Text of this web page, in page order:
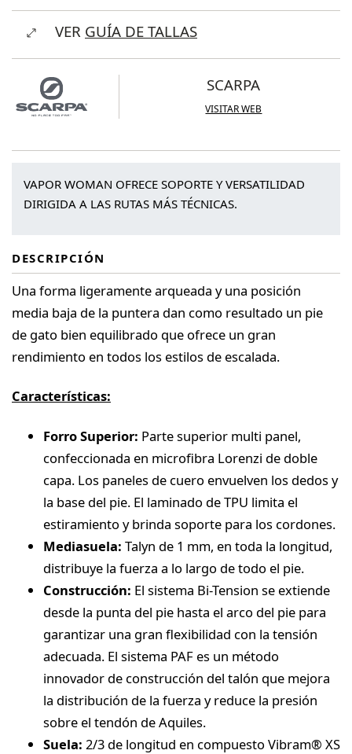
Vapor
Wm
VER GUÍA DE TALLAS
SCARPA
VISITAR WEB
VAPOR WOMAN OFRECE SOPORTE Y VERSATILIDAD
DIRIGIDA A LAS RUTAS MÁS TÉCNICAS.
DESCRIPCIÓN
Una forma ligeramente arqueada y una posición
media baja de la puntera dan como resultado un pie
de gato bien equilibrado que ofrece un gran
rendimiento en todos los estilos de escalada.
Características:
Forro Superior: Parte superior multi panel,
confeccionada en microfibra Lorenzi de doble
capa. Los paneles de cuero envuelven los dedos y
la base del pie. El laminado de TPU limita el
estiramiento y brinda soporte para los cordones.
Mediasuela: Talyn de 1 mm, en toda la longitud,
distribuye la fuerza a lo largo de todo el pie.
Construcción: El sistema Bi-Tension se extiende
desde la punta del pie hasta el arco del pie para
garantizar una gran flexibilidad con la tensión
adecuada. El sistema PAF es un método
innovador de construcción del talón que mejora
la distribución de la fuerza y ​​reduce la presión
sobre el tendón de Aquiles.
Suela: 2/3 de longitud en compuesto Vibram® XS